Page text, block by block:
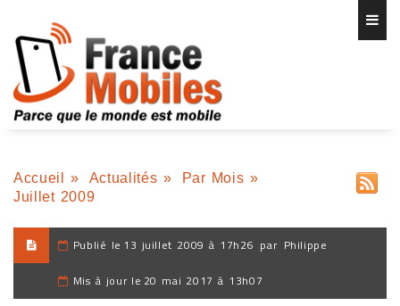
Accueil » Actualités » Par Mois »
Juillet 2009
Publié le 13 juillet 2009 à 17h26 par Philippe
Mis à jour le 20 mai 2017 à 13h07